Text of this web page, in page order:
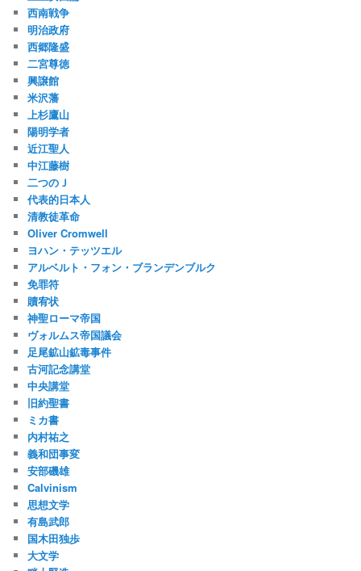
西南戦争
明治政府
西郷隆盛
二宮尊徳
興譲館
米沢藩
上杉鷹山
陽明学者
近江聖人
中江藤樹
二つのＪ
代表的日本人
清教徒革命
Oliver Cromwell
ヨハン・テッツエル
アルベルト・フォン・ブランデンブルク
免罪符
贖宥状
神聖ローマ帝国
ヴォルムス帝国議会
足尾鉱山鉱毒事件
古河記念講堂
中央講堂
旧約聖書
ミカ書
内村祐之
義和団事変
安部磯雄
Calvinism
思想文学
有島武郎
国木田独歩
大文学